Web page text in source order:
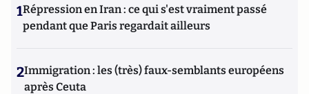
1Répression en Iran : ce qui s'est vraiment passé
pendant que Paris regardait ailleurs
2Immigration : les (très) faux-semblants européens
après Ceuta